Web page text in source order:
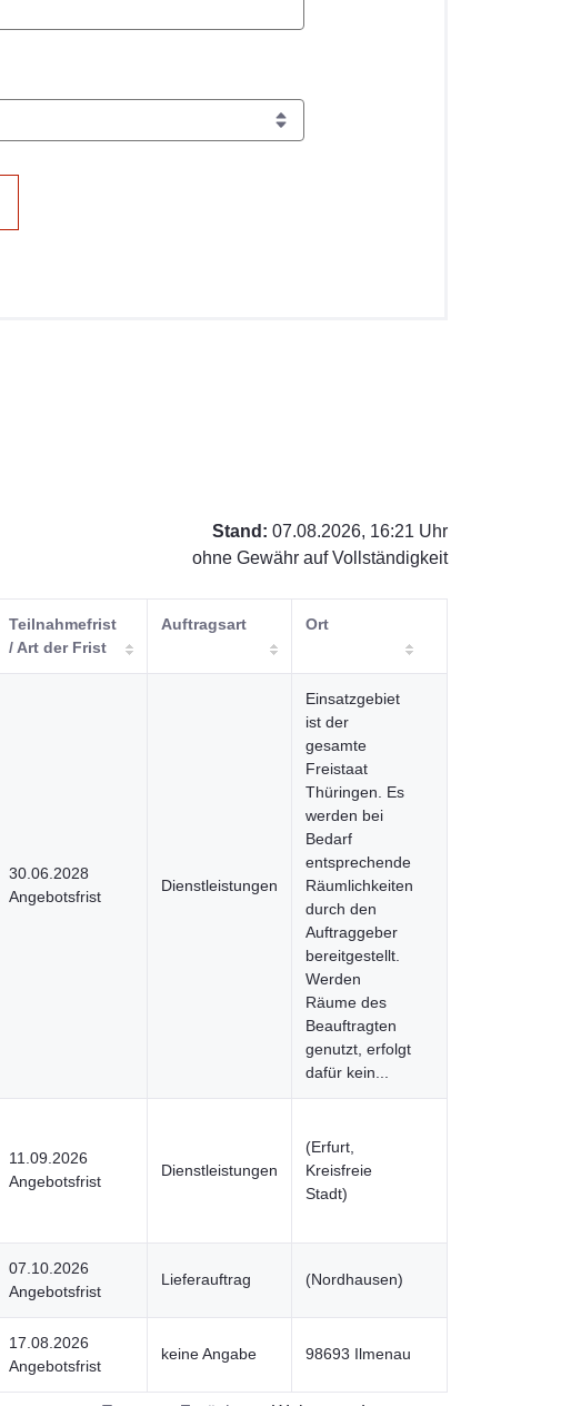
Stand: 07.08.2026, 16:21 Uhr
ohne Gewähr auf Vollständigkeit
Teilnahmefrist
/ Art der Frist
Auftragsart Ort
30.06.2028
Angebotsfrist
Dienstleistungen
Einsatzgebiet
ist der
gesamte
Freistaat
Thüringen. Es
werden bei
Bedarf
entsprechende
Räumlichkeiten
durch den
Auftraggeber
bereitgestellt.
Werden
Räume des
Beauftragten
genutzt, erfolgt
dafür kein...
11.09.2026
Angebotsfrist
Dienstleistungen
(Erfurt,
Kreisfreie
Stadt)
07.10.2026
Angebotsfrist
Lieferauftrag (Nordhausen)
17.08.2026
Angebotsfrist
keine Angabe 98693 Ilmenau